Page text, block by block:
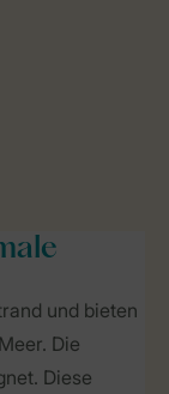
und bieten
Die
Diese